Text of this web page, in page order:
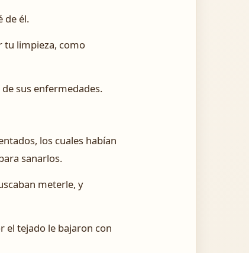
de él.
tu limpieza, como
sus enfermedades.
los cuales habían
sanarlos.
meterle, y
el tejado le bajaron con